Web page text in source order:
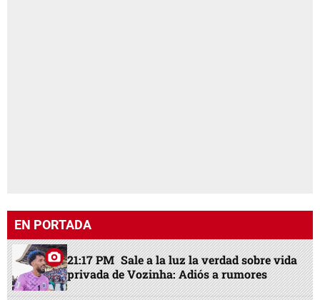
EN PORTADA
21:17 PM Sale a la luz la verdad sobre vida
privada de Vozinha: Adiós a rumores